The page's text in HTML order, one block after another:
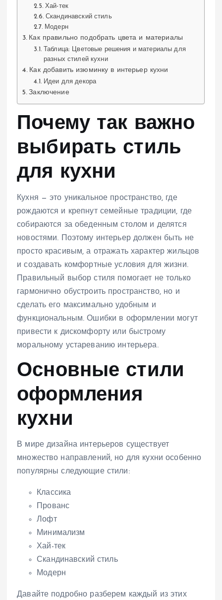
Хай-тек
Скандинавский стиль
Модерн
Как правильно подобрать цвета и материалы
Таблица: Цветовые решения и материалы для
разных стилей кухни
Как добавить изюминку в интерьер кухни
Идеи для декора
Заключение
Почему так важно
выбирать стиль
для кухни
Кухня — это уникальное пространство, где
рождаются и крепнут семейные традиции, где
собираются за обеденным столом и делятся
новостями. Поэтому интерьер должен быть не
просто красивым, а отражать характер жильцов
и создавать комфортные условия для жизни.
Правильный выбор стиля помогает не только
гармонично обустроить пространство, но и
сделать его максимально удобным и
функциональным. Ошибки в оформлении могут
привести к дискомфорту или быстрому
моральному устареванию интерьера.
Основные стили
оформления
кухни
В мире дизайна интерьеров существует
множество направлений, но для кухни особенно
популярны следующие стили:
Классика
Прованс
Лофт
Минимализм
Хай-тек
Скандинавский стиль
Модерн
Давайте подробно разберем каждый из этих